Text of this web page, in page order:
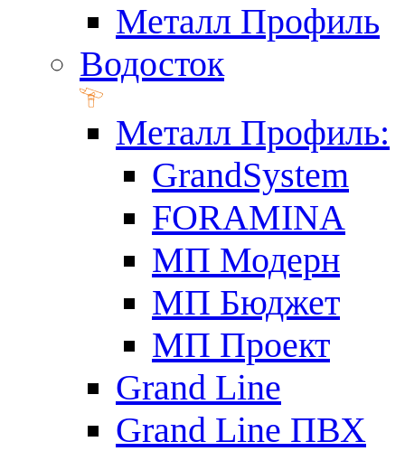
Металл Профиль
Водосток
Металл Профиль:
GrandSystem
FORAMINA
МП Модерн
МП Бюджет
МП Проект
Grand Line
Grand Line ПВХ